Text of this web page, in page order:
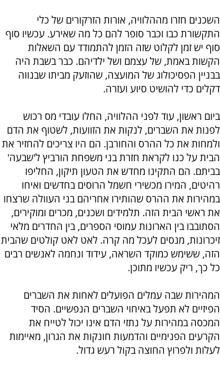
השכנים חזרו מההלוויה, אורות הזרקורים של כלי
התקשורת כבו וכבר סופר להם כל מה שאירע. עכשיו סוף
סוף יש זמן לקלוט שזה הזמן להתמודד עם השאלות
הקשות באמת, של עצמם ושל ילדיהם. כבר בשבת היה
בבניין הפסיכולוג של המועצה, שהוזעק מביתו שבנווה
דקלים כדי להושיט סיוע ועזרה.
ביום ראשון, עוד לפני ההלוויה, החלו עובדי מס רכוש
לפנות את השברים, לנקות את הזוועות, לשטוף את הדם
ולמחות את כל ההרס והחורבן. הם היו צריכים להחזיר את
הבית על כנו לקראת חזרת בני משפחת הורביץ ל'שבעה'
בביתם. הם התקינו מחדש את הטעון תיקון, החליפו
רהיטים, המירו מכשירי חשמל הרוסים בחדשים ואיחו
במהירות את ההרס שהותירו אחריהם בני העוולה שרצחו
את ראשי הבית הזה. תלמידים ושכנים, מכרים ומוקירים,
הסתובבו בין הארונות עמוסי הספרים, בין החדרים מלאי
זיכרונות, מנסים לעכל מה קרה. לאט לאט קולטים שהבית
הזה, ששימש כמוקד השראה, עידוד ונחמה לאנשים רבים
כל כך, ריק עכשיו מתוכן.
המהירות שבה עמלים הפועלים לאחות את השברים
הפיזיים לא תפעל באיחוי השברים הנפשיים. הסיד
המכסה במהירות על נתזי הדם אינו יכול לטייח את
הקרעים הפנימיים והדמעות חונקות את הגרון, מאיימות
לעלות ולפרוץ החוצה בקול רעש גדול.